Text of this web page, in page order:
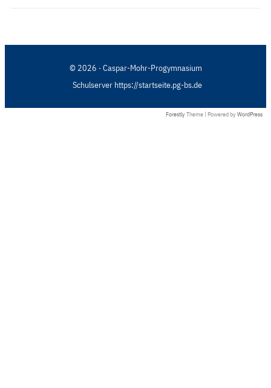
© 2026 · Caspar-Mohr-Progymnasium
Schulserver https://startseite.pg-bs.de
Forestly Theme | Powered by WordPress